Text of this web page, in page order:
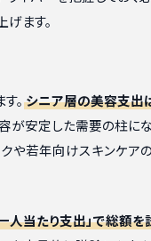
ます。
。 シニア層の美容支出
が安定した需要の柱に
や若年向けスキンケ
人当たり支出」で総額を